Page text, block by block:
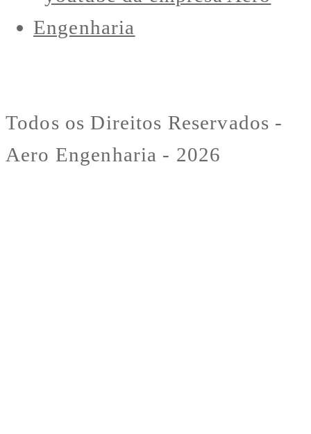
Todos os Direitos Reservados -
Aero Engenharia - 2026